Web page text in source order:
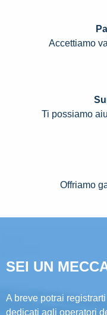
Accettiamo
Ti possiamo
Offriamo
SEI UN
A breve potrai
dedicati agli operatori